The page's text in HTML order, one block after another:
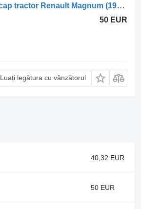
Sisteme de încălzire Renault T (01.13-) 7482250831 pentru cap tractor Renault Magnum (1990-2014)
50 EUR
Luați legătura cu vânzătorul
40,32 EUR
50 EUR